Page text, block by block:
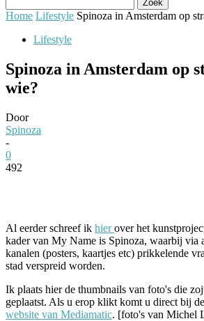
Home Lifestyle Spinoza in Amsterdam op
Lifestyle
Spinoza in Amsterdam
wie?
Door
Spinoza
-
0
492
Al eerder schreef ik hierover het
kader van My Name is Spinoza, waarbij via
kanalen (posters, kaartjes etc) prikkelende
stad verspreid worden.
Ik plaats hier de thumbnails van foto's die
geplaatst. Als u erop klikt komt u direct bij
website van Mediamatic. [foto's van Michel